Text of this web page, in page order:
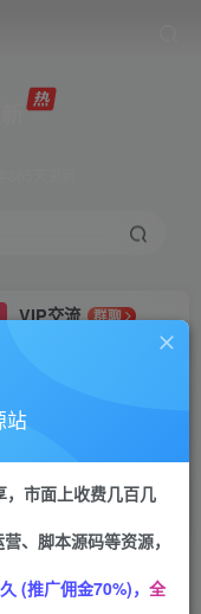
VIP交流
群聊
研究探讨更多创业项目路子。
招募站长
APP下载
GO
站
市面上收费几百几
、脚本源码等资源，
(推广佣金70%)， 全